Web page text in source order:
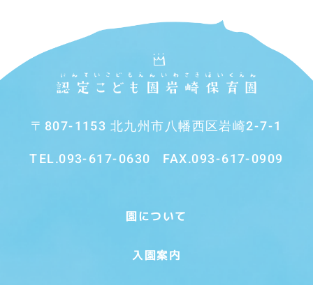
〒807-1153 北九州市八幡西区岩崎2-7-1
TEL.093-617-0630 FAX.093-617-0909
園について
入園案内